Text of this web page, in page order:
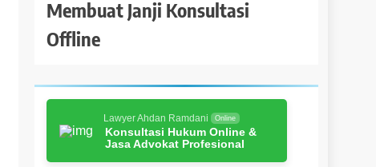
Membuat Janji Konsultasi
Offline
Lawyer Ahdan Ramdani Online
Konsultasi Hukum Online &
Jasa Advokat Profesional